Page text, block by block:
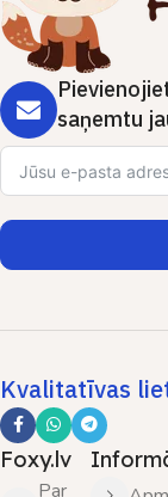
saņemtu
Kvalitatīvas
Foxy.lv
Par